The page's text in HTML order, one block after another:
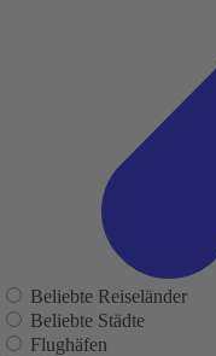
Beliebte Reiseländer
Beliebte Städte
Flughäfen